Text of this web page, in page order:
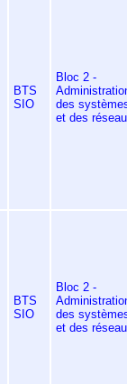
BTS
SIO
Bloc 2 -
des
et des
BTS
SIO
Bloc 2 -
des
et des